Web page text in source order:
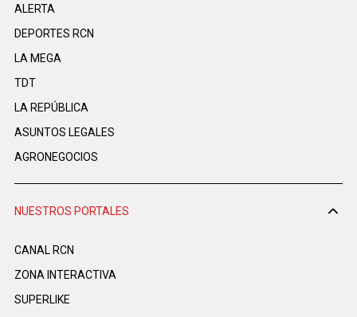
ALERTA
DEPORTES RCN
LA MEGA
TDT
LA REPÚBLICA
ASUNTOS LEGALES
AGRONEGOCIOS
NUESTROS PORTALES
CANAL RCN
ZONA INTERACTIVA
SUPERLIKE